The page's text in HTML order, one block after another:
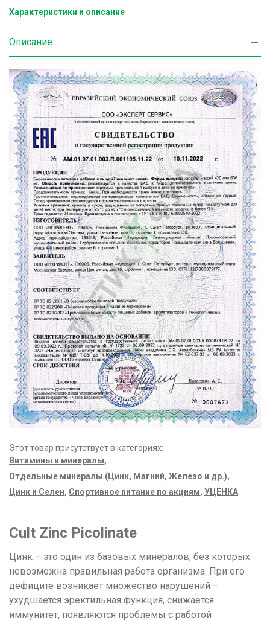
Характеристики и описание
Описание
Этот товар присутствует в категориях:
Витамины и минералы,
Отдельные минералы (Цинк, Магний, Железо и др.),
Цинк и Селен, Спортивное питание по акциям, УЦЕНКА
Cult Zinc Picolinate
Цинк – это один из базовых минералов, без которых
невозможна правильная работа организма. При его
дефиците возникает множество нарушений –
ухудшается эректильная функция, снижается
иммунитет, появляются проблемы с работой